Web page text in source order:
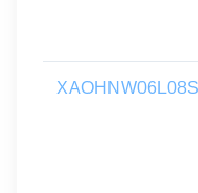
XAOHNW06L08S